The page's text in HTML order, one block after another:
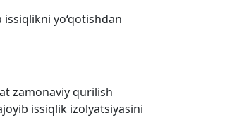
yo‘qotishdan
zamonaviy qurilish
issiqlik izolyatsiyasini